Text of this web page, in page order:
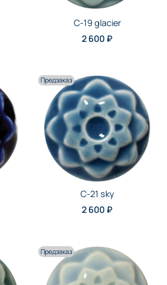
C-19 glacier
2 600 ₽
Предзаказ
C-21 sky
2 600 ₽
Предзаказ